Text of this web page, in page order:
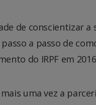
de conscientizar a
a passo de
do IRPF em
uma vez a